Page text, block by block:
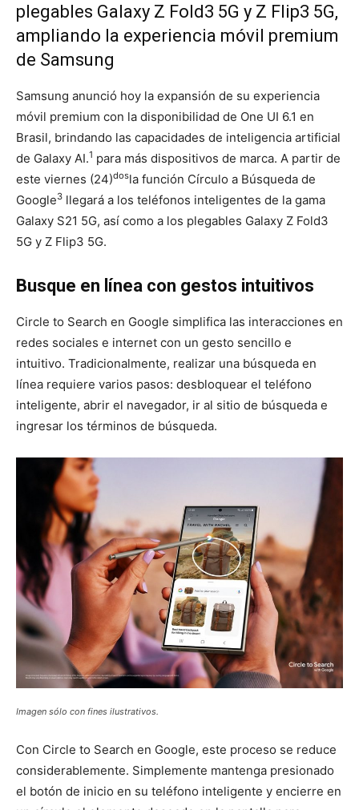
plegables Galaxy Z Fold3 5G y Z Flip3 5G,
ampliando la experiencia móvil premium
de Samsung
Samsung anunció hoy la expansión de su experiencia
móvil premium con la disponibilidad de One UI 6.1 en
Brasil, brindando las capacidades de inteligencia artificial
de Galaxy AI.1 para más dispositivos de marca. A partir de
este viernes (24)dosla función Círculo a Búsqueda de
Google3 llegará a los teléfonos inteligentes de la gama
Galaxy S21 5G, así como a los plegables Galaxy Z Fold3
5G y Z Flip3 5G.
Busque en línea con gestos intuitivos
Circle to Search en Google simplifica las interacciones en
redes sociales e internet con un gesto sencillo e
intuitivo. Tradicionalmente, realizar una búsqueda en
línea requiere varios pasos: desbloquear el teléfono
inteligente, abrir el navegador, ir al sitio de búsqueda e
ingresar los términos de búsqueda.
Imagen sólo con fines ilustrativos.
Con Circle to Search en Google, este proceso se reduce
considerablemente. Simplemente mantenga presionado
el botón de inicio en su teléfono inteligente y encierre en